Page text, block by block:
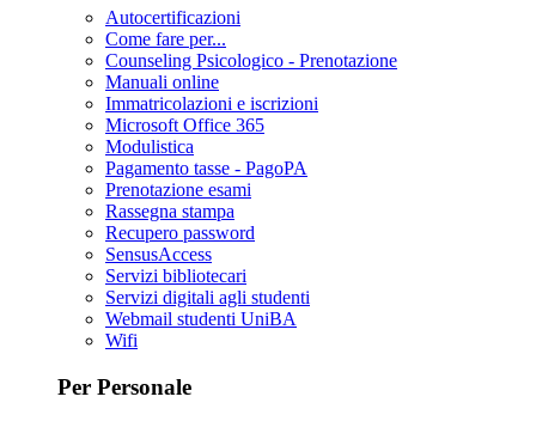
Autocertificazioni
Come fare per...
Counseling Psicologico - Prenotazione
Manuali online
Immatricolazioni e iscrizioni
Microsoft Office 365
Modulistica
Pagamento tasse - PagoPA
Prenotazione esami
Rassegna stampa
Recupero password
SensusAccess
Servizi bibliotecari
Servizi digitali agli studenti
Webmail studenti UniBA
Wifi
Per Personale